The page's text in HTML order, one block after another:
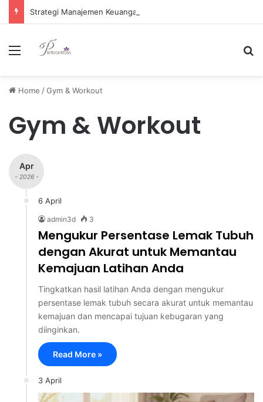
Menu
Home /Gym & Workout
Gym & Workout
Apr
- 2026 -
6 April
admin3d 3
Mengukur Persentase Lemak Tubuh
dengan Akurat untuk Memantau
Kemajuan Latihan Anda
Tingkatkan hasil latihan Anda dengan mengukur
persentase lemak tubuh secara akurat untuk memantau
kemajuan dan mencapai tujuan kebugaran yang
diinginkan.
Read More »
3 April